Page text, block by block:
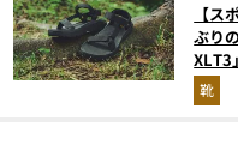
【ス
ぶり
XLT3
解説！
靴